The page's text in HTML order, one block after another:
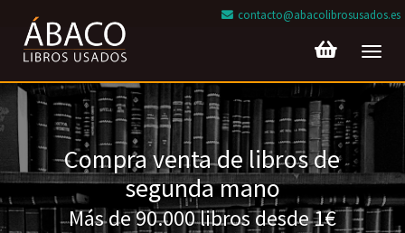
contacto@abacolibrosusados.es
Compra venta de libros de
segunda mano
Más de 90.000 libros desde 1€